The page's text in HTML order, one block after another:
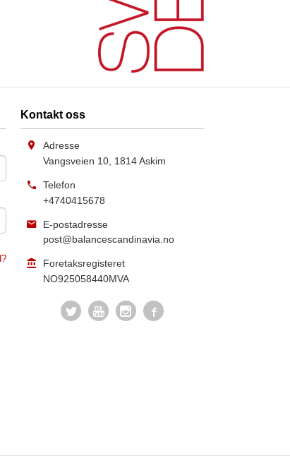
Kontakt oss
Adresse
Vangsveien 10 1814Askim
Telefon
+4740415678
E-postadresse
post@balancescandinavia.no
Foretaksregisteret
NO925058440MVA